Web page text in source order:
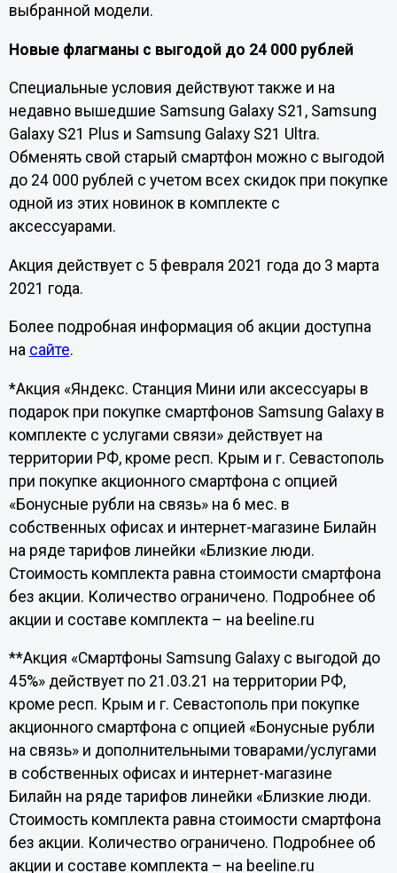
выбранной модели.
Новые флагманы с выгодой до 24 000 рублей
Специальные условия действуют также и на
недавно вышедшие Samsung Galaxy S21, Samsung
Galaxy S21 Plus и Samsung Galaxy S21 Ultra.
Обменять свой старый смартфон можно с выгодой
до 24 000 рублей с учетом всех скидок при покупке
одной из этих новинок в комплекте с
аксессуарами.
Акция действует с 5 февраля 2021 года до 3 марта
2021 года.
Более подробная информация об акции доступна
на сайте.
*Акция «Яндекс. Станция Мини или аксессуары в
подарок при покупке смартфонов Samsung Galaxy в
комплекте с услугами связи» действует на
территории РФ, кроме респ. Крым и г. Севастополь
при покупке акционного смартфона с опцией
«Бонусные рубли на связь» на 6 мес. в
собственных офисах и интернет-магазине Билайн
на ряде тарифов линейки «Близкие люди.
Стоимость комплекта равна стоимости смартфона
без акции. Количество ограничено. Подробнее об
акции и составе комплекта – на beeline.ru
**Акция «Смартфоны Samsung Galaxy с выгодой до
45%» действует по 21.03.21 на территории РФ,
кроме респ. Крым и г. Севастополь при покупке
акционного смартфона с опцией «Бонусные рубли
на связь» и дополнительными товарами/услугами
в собственных офисах и интернет-магазине
Билайн на ряде тарифов линейки «Близкие люди.
Стоимость комплекта равна стоимости смартфона
без акции. Количество ограничено. Подробнее об
акции и составе комплекта – на beeline.ru